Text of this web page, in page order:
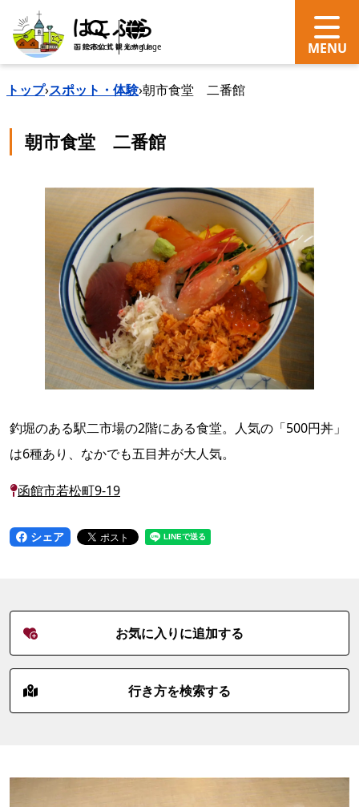
search Language
トップ›スポット・体験›朝市食堂 二番館
朝市食堂 二番館
釣堀のある駅二市場の2階にある食堂。人気の「500円丼」
は6種あり、なかでも五目丼が大人気。
函館市若松町9-19
シェア
お気に入りに追加する
行き方を検索する